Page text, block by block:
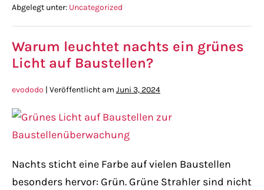
Abgelegt unter: Uncategorized
Warum leuchtet nachts ein grünes
Licht auf Baustellen?
evododo | Veröffentlicht am Juni 3, 2024
Nachts sticht eine Farbe auf vielen Baustellen
besonders hervor: Grün. Grüne Strahler sind nicht